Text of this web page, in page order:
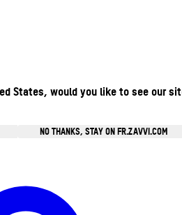
States, would you like to see our
NO THANKS, STAY ON FR.ZAVVI.COM